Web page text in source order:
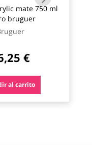
mate 750 ml
bruguer
€
al carrito